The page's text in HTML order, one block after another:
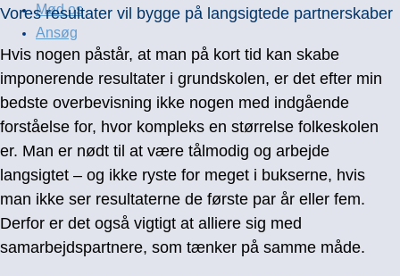
Mød os
Ansøg
Vores resultater vil bygge på langsigtede partnerskaber
Hvis nogen påstår, at man på kort tid kan skabe
imponerende resultater i grundskolen, er det efter min
bedste overbevisning ikke nogen med indgående
forståelse for, hvor kompleks en størrelse folkeskolen
er. Man er nødt til at være tålmodig og arbejde
langsigtet – og ikke ryste for meget i bukserne, hvis
man ikke ser resultaterne de første par år eller fem.
Derfor er det også vigtigt at alliere sig med
samarbejdspartnere, som tænker på samme måde.